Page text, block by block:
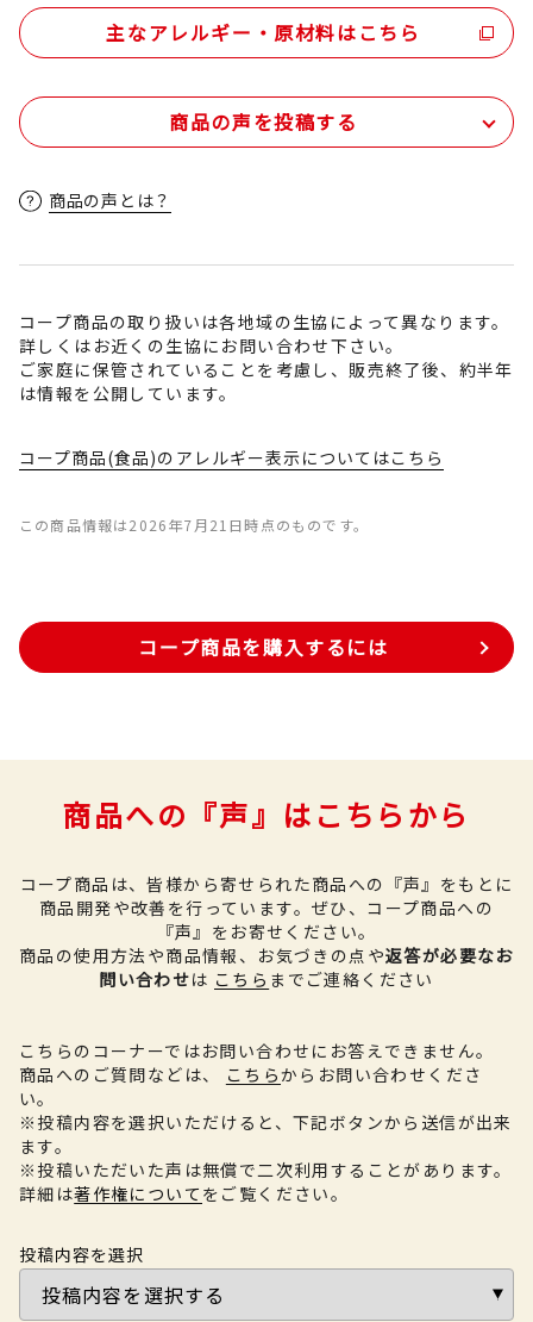
主なアレルギー・原材料はこちら
商品の声を投稿する
商品の声とは？
コープ商品の取り扱いは各地域の生協によって異なります。
詳しくはお近くの生協にお問い合わせ下さい。
ご家庭に保管されていることを考慮し、販売終了後、約半年
は情報を公開しています。
コープ商品(食品)のアレルギー表示についてはこちら
この商品情報は2026年7月21日時点のものです。
コープ商品を購入するには
商品への『声』はこちらから
コープ商品は、皆様から寄せられた商品への『声』をもとに
商品開発や改善を行っています。 ぜひ、コープ商品への
『声』をお寄せください。
商品の使用方法や商品情報、お気づきの点や返答が必要なお
問い合わせは こちら までご連絡ください
こちらのコーナーではお問い合わせにお答えできません。
商品へのご質問などは、
こちらからお問い合わせくださ
い。
※投稿内容を選択いただけると、下記ボタンから送信が出来
ます。
※投稿いただいた声は無償で二次利用することがあります。
詳細は著作権について をご覧ください。
投稿内容を選択